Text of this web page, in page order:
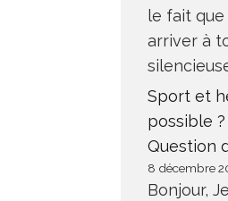
le fait
arriver à
Sport et
possible ?
Question
8 décembre
Bonjour,